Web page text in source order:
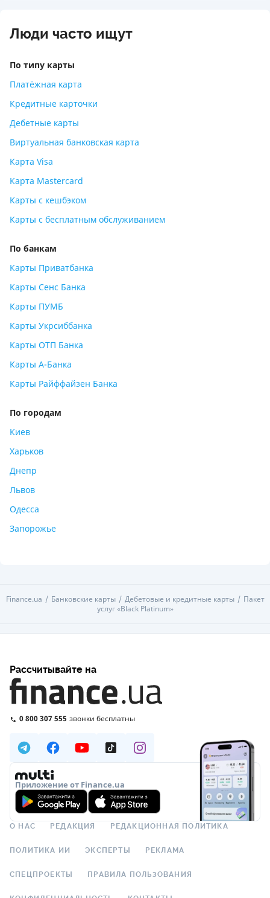
Люди часто ищут
По типу карты
Платёжная карта
Кредитные карточки
Дебетные карты
Виртуальная банковская карта
Карта Visa
Карта Mastercard
Карты с кешбэком
Карты с бесплатным обслуживанием
По банкам
Карты Приватбанка
Карты Сенс Банка
Карты ПУМБ
Карты Укрсиббанка
Карты ОТП Банка
Карты А-Банка
Карты Райффайзен Банка
По городам
Киев
Харьков
Днепр
Львов
Одесса
Запорожье
Finance.ua Банковские карты Дебетовые и кредитные карты
Пакет
услуг «Black Platinum»
Рассчитывайте на
0 800 307 555 звонки бесплатны
Приложение от Finance.ua
О НАС РЕДАКЦИЯ РЕДАКЦИОННАЯ ПОЛИТИКА
ПОЛИТИКА ИИ ЭКСПЕРТЫ РЕКЛАМА
СПЕЦПРОЕКТЫ ПРАВИЛА ПОЛЬЗОВАНИЯ